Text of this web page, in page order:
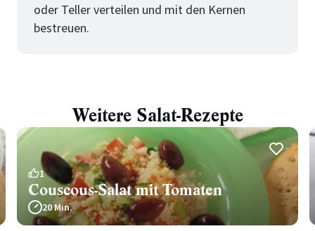
oder Teller verteilen und mit den Kernen
bestreuen.
Weitere Salat-Rezepte
1
Couscous-Salat mit Tomaten
20 Min.